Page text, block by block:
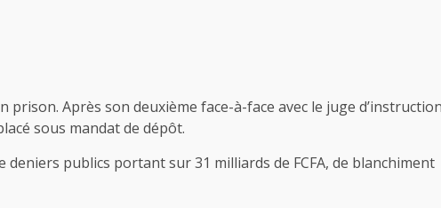
Après son deuxième face-à-face avec le juge
sous mandat de dépôt.
publics portant sur 31 milliards de FCFA, de blanchiment